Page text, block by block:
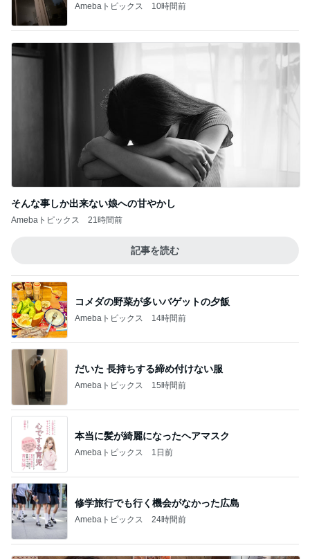
Amebaトピックス 10時間前
そんな事しか出来ない娘への甘やかし
Amebaトピックス 21時間前
記事を読む
コメダの野菜が多いバゲットの夕飯
Amebaトピックス 14時間前
だいた 長持ちする締め付けない服
Amebaトピックス 15時間前
本当に髪が綺麗になったヘアマスク
Amebaトピックス 1日前
修学旅行でも行く機会がなかった広島
Amebaトピックス 24時間前